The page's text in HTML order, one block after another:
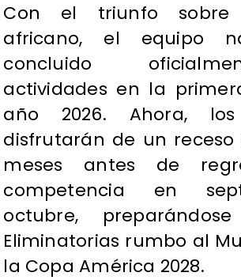
Con el triunfo
africano, el equipo
concluido
actividades en la
año 2026. Ahora, los
disfrutarán de un receso
meses antes de
competencia en
octubre,
Eliminatorias rumbo al
la Copa América 2028.